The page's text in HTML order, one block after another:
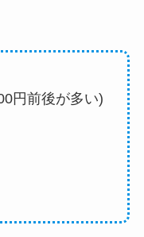
後が多い)